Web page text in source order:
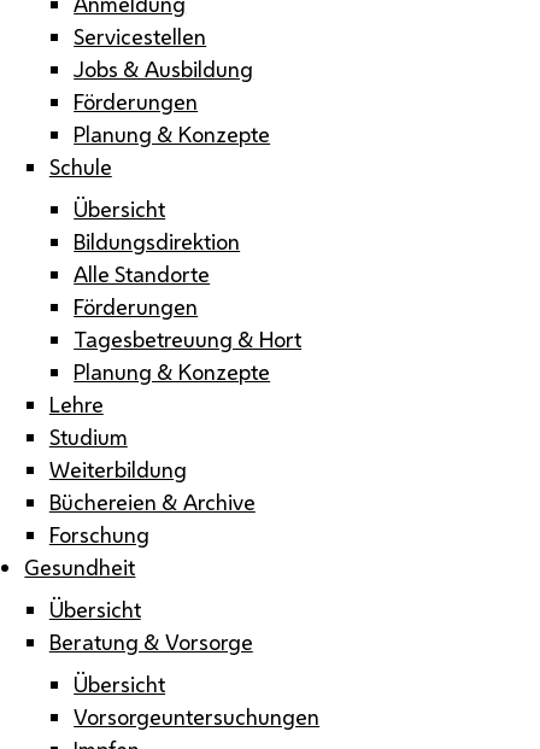
Servicestellen
Jobs & Ausbildung
Förderungen
Planung & Konzepte
Schule
Übersicht
Bildungsdirektion
Alle Standorte
Förderungen
Tagesbetreuung & Hort
Planung & Konzepte
Lehre
Studium
Weiterbildung
Büchereien & Archive
Forschung
Gesundheit
Übersicht
Beratung & Vorsorge
Übersicht
Vorsorgeuntersuchungen